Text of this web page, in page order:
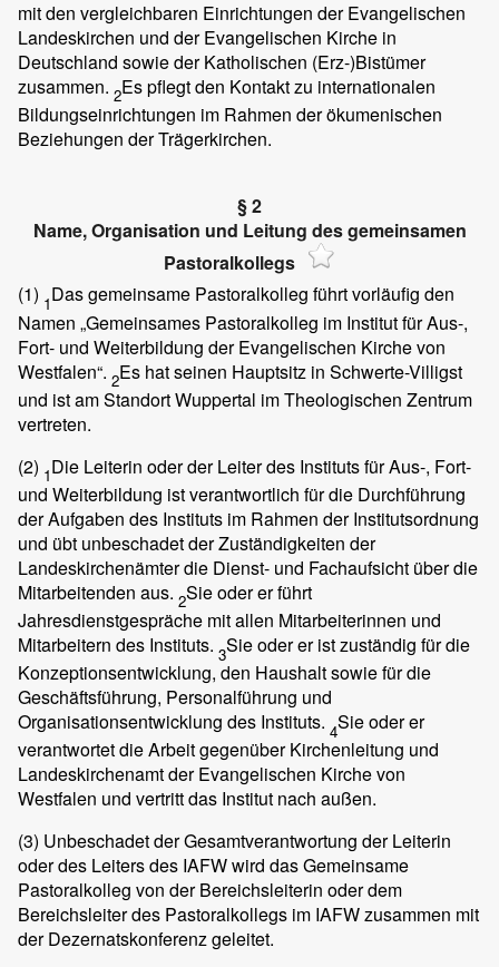
mit den vergleichbaren Einrichtungen der Evangelischen
Landeskirchen und der Evangelischen Kirche in
Deutschland sowie der Katholischen (Erz-)Bistümer
zusammen. 2Es pflegt den Kontakt zu internationalen
Bildungseinrichtungen im Rahmen der ökumenischen
Beziehungen der Trägerkirchen.
§ 2
Name, Organisation und Leitung des gemeinsamen
Pastoralkollegs
(1) 1Das gemeinsame Pastoralkolleg führt vorläufig den
Namen „Gemeinsames Pastoralkolleg im Institut für Aus-,
Fort- und Weiterbildung der Evangelischen Kirche von
Westfalen“. 2Es hat seinen Hauptsitz in Schwerte-Villigst
und ist am Standort Wuppertal im Theologischen Zentrum
vertreten.
(2) 1Die Leiterin oder der Leiter des Instituts für Aus-, Fort-
und Weiterbildung ist verantwortlich für die Durchführung
der Aufgaben des Instituts im Rahmen der Institutsordnung
und übt unbeschadet der Zuständigkeiten der
Landeskirchenämter die Dienst- und Fachaufsicht über die
Mitarbeitenden aus. 2Sie oder er führt
Jahresdienstgespräche mit allen Mitarbeiterinnen und
Mitarbeitern des Instituts. 3Sie oder er ist zuständig für die
Konzeptionsentwicklung, den Haushalt sowie für die
Geschäftsführung, Personalführung und
Organisationsentwicklung des Instituts. 4Sie oder er
verantwortet die Arbeit gegenüber Kirchenleitung und
Landeskirchenamt der Evangelischen Kirche von
Westfalen und vertritt das Institut nach außen.
(3) Unbeschadet der Gesamtverantwortung der Leiterin
oder des Leiters des IAFW wird das Gemeinsame
Pastoralkolleg von der Bereichsleiterin oder dem
Bereichsleiter des Pastoralkollegs im IAFW zusammen mit
der Dezernatskonferenz geleitet.